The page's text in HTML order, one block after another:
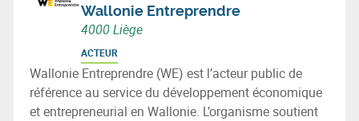
Wallonie Entreprendre
4000 Liège
ACTEUR
Wallonie Entreprendre (WE) est l’acteur public de
référence au service du développement économique
et entrepreneurial en Wallonie. L’organisme soutient